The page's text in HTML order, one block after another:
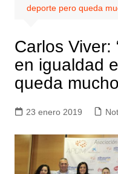
deporte pero queda
Carlos Viver:
en igualdad
queda
23 enero 2019